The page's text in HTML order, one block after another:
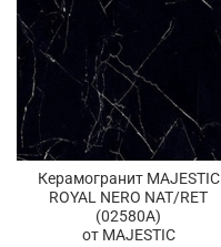
Керамогранит MAJESTIC
ROYAL NERO NAT/RET
(02580A)
от MAJESTIC